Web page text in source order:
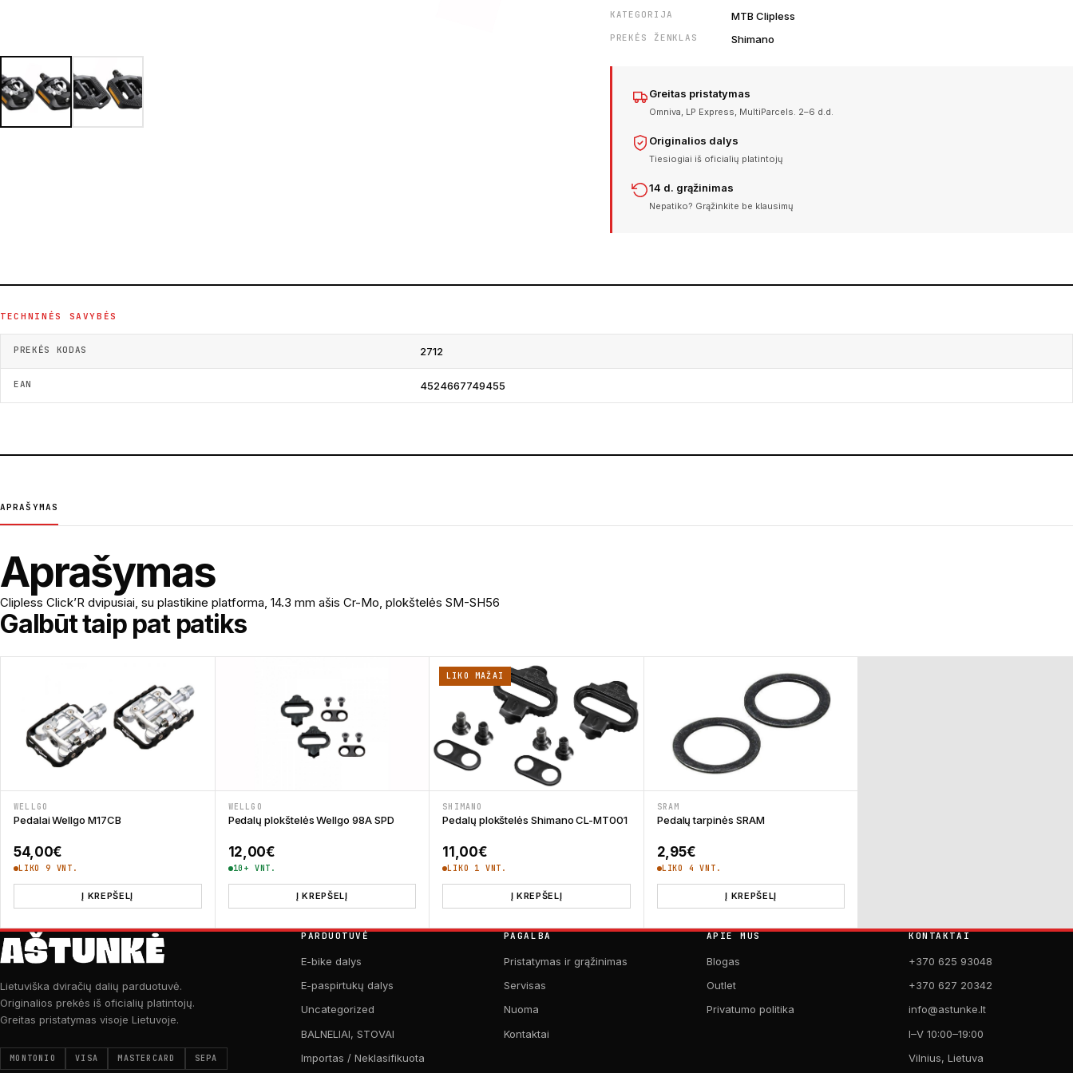
KATEGORIJA MTB Clipless
PREKĖS ŽENKLAS Shimano
Greitas pristatymas
Omniva, LP Express, MultiParcels. 2–6 d.d.
Originalios dalys
Tiesiogiai iš oficialių platintojų
14 d. grąžinimas
Nepatiko? Grąžinkite be klausimų
TECHNINĖS SAVYBĖS
PREKĖS KODAS 2712
EAN 4524667749455
APRAŠYMAS
Aprašymas
Clipless Click’R dvipusiai, su plastikine platforma, 14.3 mm ašis Cr-Mo, plokštelės SM-SH56
Galbūt taip pat patiks
WELLGO
Pedalai Wellgo M17CB
54,00€
LIKO 9 VNT.
Į KREPŠELĮ
WELLGO
Pedalų plokštelės Wellgo 98A SPD
12,00€
10+ VNT.
Į KREPŠELĮ
LIKO MAŽAI
SHIMANO
Pedalų plokštelės Shimano CL-MT001
11,00€
LIKO 1 VNT.
Į KREPŠELĮ
SRAM
Pedalų tarpinės SRAM
2,95€
LIKO 4 VNT.
Į KREPŠELĮ
Lietuviška dviračių dalių parduotuvė.
Originalios prekės iš oficialių platintojų.
Greitas pristatymas visoje Lietuvoje.
MONTONIO VISA MASTERCARD SEPA
PARDUOTUVĖ
E-bike dalys
E-paspirtukų dalys
Uncategorized
BALNELIAI, STOVAI
Importas / Neklasifikuota
PAGALBA
Pristatymas ir grąžinimas
Servisas
Nuoma
Kontaktai
APIE MUS
Blogas
Outlet
Privatumo politika
KONTAKTAI
+370 625 93048
+370 627 20342
info@astunke.lt
I–V 10:00–19:00
Vilnius, Lietuva